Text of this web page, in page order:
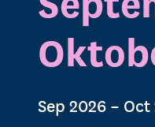
Sep 2026 –